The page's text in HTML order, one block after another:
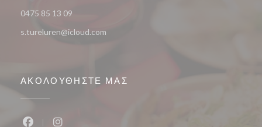
0475 85 13 09
s.tureluren@icloud.com
ΑΚΟΛΟΥΘΉΣΤΕ ΜΑΣ